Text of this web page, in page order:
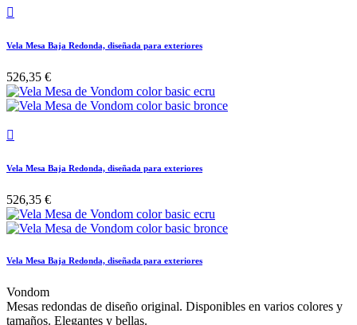

Vela Mesa Baja Redonda, diseñada para exteriores
526,35 €

Vela Mesa Baja Redonda, diseñada para exteriores
526,35 €
Vela Mesa Baja Redonda, diseñada para exteriores
Vondom
Mesas redondas de diseño original. Disponibles en varios colores y
tamaños. Elegantes y bellas.